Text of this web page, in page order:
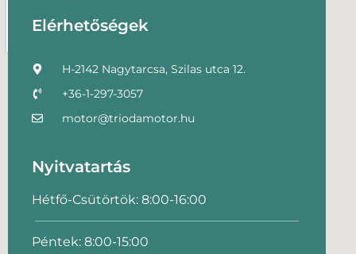
Elérhetőségek
H-2142 Nagytarcsa, Szilas utca 12.
+36-1-297-3057
motor@triodamotor.hu
Nyitvatartás
Hétfő-Csütörtök: 8:00-16:00
Péntek: 8:00-15:00